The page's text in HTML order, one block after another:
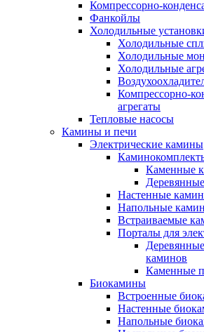
Компрессорно-
Фанкойлы
Холодильные
Холодильные
Холодильные
Холодильные
Компрессорно-
агрегаты
Тепловые насосы
Камины и печи
Электрические камины
Каменные
Настенные
Напольные
Встраиваемые
Порталы для
каминов
Каменные
Биокамины
Встроенные
Настенные
Напольные